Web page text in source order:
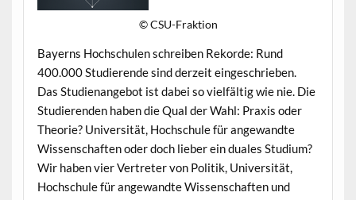
© CSU-Frak­tion
Bay­erns Hochschulen schreiben Reko­rde: Rund
400.000 Studierende sind derzeit eingeschrieben.
Das Stu­di­en­ange­bot ist dabei so vielfältig wie nie. Die
Studieren­den haben die Qual der Wahl: Prax­is oder
The­o­rie? Uni­ver­sität, Hochschule für ange­wandte
Wis­senschaften oder doch lieber ein duales Studi­um?
Wir haben vier Vertreter von Poli­tik, Uni­ver­sität,
Hochschule für ange­wandte Wis­senschaften und